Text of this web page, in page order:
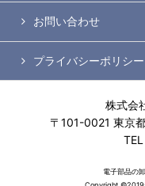
お問い合わせ
プライバシーポリシー
株式会
〒101-0021 東京
電子部品の